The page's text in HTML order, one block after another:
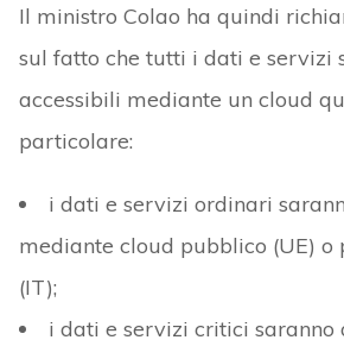
Il ministro Colao ha quindi
sul fatto che tutti i dati e servizi
accessibili mediante un cloud
particolare:
i dati e servizi ordinari
mediante cloud pubblico (UE)
(IT);
i dati e servizi critici saranno